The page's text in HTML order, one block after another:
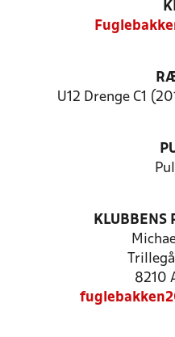
U12 Drenge C1
KLUBBENS
8210